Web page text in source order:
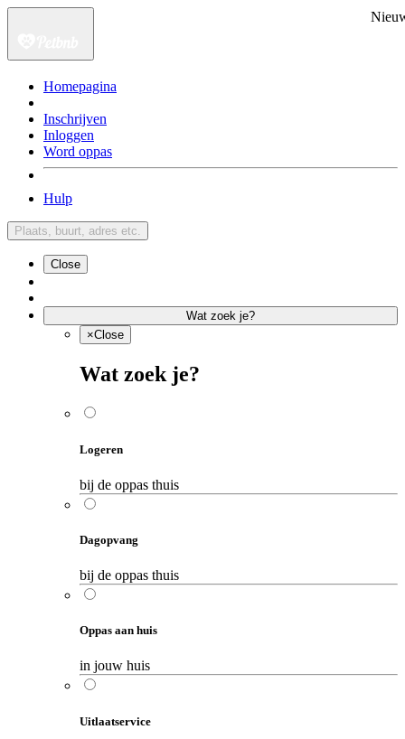
Homepagina
Inschrijven
Inloggen
Word oppas
Hulp
Plaats, buurt, adres etc.
Close
Wat zoek je?
×Close
Wat zoek je?
Logeren
bij de oppas thuis
Dagopvang
bij de oppas thuis
Oppas aan huis
in jouw huis
Uitlaatservice